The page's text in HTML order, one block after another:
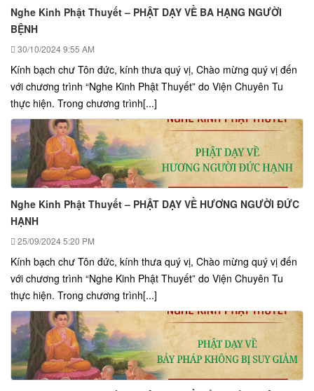
Nghe Kinh Phật Thuyết – PHẬT DẠY VỀ BA HẠNG NGƯỜI
BỆNH
30/10/20249:55 AM
Kính bạch chư Tôn đức, kính thưa quý vị, Chào mừng quý vị đến
với chương trình “Nghe Kinh Phật Thuyết” do Viện Chuyên Tu
thực hiện. Trong chương trình[...]
Nghe Kinh Phật Thuyết – PHẬT DẠY VỀ HƯƠNG NGƯỜI ĐỨC
HẠNH
25/09/20245:20 PM
Kính bạch chư Tôn đức, kính thưa quý vị, Chào mừng quý vị đến
với chương trình “Nghe Kinh Phật Thuyết” do Viện Chuyên Tu
thực hiện. Trong chương trình[...]